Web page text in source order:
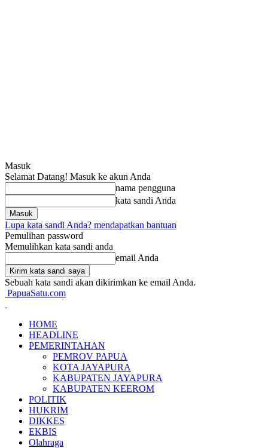
Masuk
Selamat Datang! Masuk ke akun Anda
nama pengguna
kata sandi Anda
Lupa kata sandi Anda? mendapatkan bantuan
Pemulihan password
Memulihkan kata sandi anda
email Anda
Sebuah kata sandi akan dikirimkan ke email Anda.
PapuaSatu.com
HOME
HEADLINE
PEMERINTAHAN
PEMROV PAPUA
KOTA JAYAPURA
KABUPATEN JAYAPURA
KABUPATEN KEEROM
POLITIK
HUKRIM
DIKKES
EKBIS
Olahraga